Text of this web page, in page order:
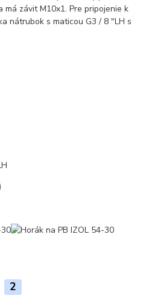
závit M10x1. Pre pripojenie k
nátrubok s maticou G3 / 8 "LH s
2